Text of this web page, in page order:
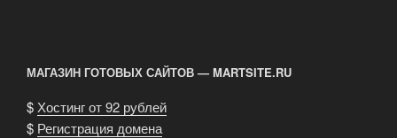
МАГАЗИН ГОТОВЫХ САЙТОВ — MARTSITE.RU
$ Хостинг от 92 рублей
$ Регистрация домена